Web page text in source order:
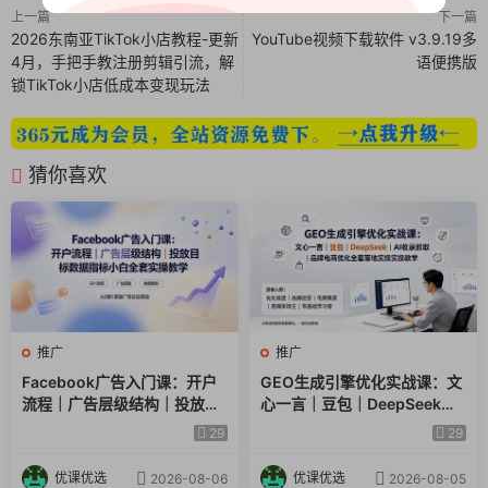
上一篇
2026东南亚TikTok小店教程-更新
4月，手把手教注册剪辑引流，解
锁TikTok小店低成本变现玩法
下一篇
YouTube视频下载软件 v3.9.19多
语便携版
猜你喜欢
推广
Facebook广告入门课：开户
流程｜广告层级结构｜投放目
标数据指标小白全套实操教学
29
优课优选 2026-08-06
推广
GEO生成引擎优化实战课：文
心一言｜豆包｜DeepSeek｜
AI收录抓取｜品牌电商优化全
29
优课优选 2026-08-05